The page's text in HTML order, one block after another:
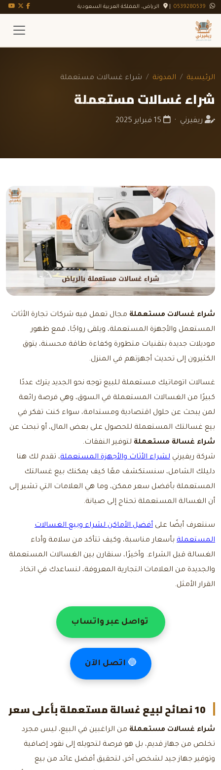
0539280539 الرياض، المملكة العربية السعودية فيسبوك
تويتر X
الرئيسية المدونة شراء غسالات مستعملة
شراء غسالات مستعملة
ريفيرني ·
شراء غسالات مستعملة مجال تعمل فيه شركات تجارة الأثاث
المستعمل والأجهزة المستعملة، ويلقى رواجًا، فمع ظهور
موديلات جديدة بتقنيات متطورة وكفاءة طاقة محسنة، يتوق
الكثيرون إلى تحديث أجهزتهم في المنزل.
غسالات اتوماتيك مستعملة للبيع توجه نحو الجديد يترك عددًا
كبيرًا من الغسالات المستعملة في السوق، وهي فرصة رائعة
لمن يبحث عن حلول اقتصادية ومستدامة، سواء كنت تفكر في
بيع غسالتك المستعملة للحصول على بعض المال، أو تبحث عن
شراء غسالة مستعملة لتوفير النفقات.
شركة ريفيرني لشراء الأثاث والأجهزة المستعملة، تقدم لك هنا
دليلك الشامل، سنستكشف معًا كيف يمكنك بيع غسالتك
المستعملة بأفضل سعر ممكن، وما هي العلامات التي تشير إلى
أن الغسالة المستعملة تحتاج إلى صيانة.
سنتعرف أيضًا على أفضل الأماكن لشراء وبيع الغسالات
المستعملة بأسعار مناسبة، وكيف تتأكد من سلامة وأداء
الغسالة قبل الشراء. وأخيرًا، سنقارن بين الغسالات المستعملة
والجديدة من العلامات التجارية المعروفة، لنساعدك في اتخاذ
القرار الأمثل.
تواصل عبر واتساب
🔵 اتصل الآن
10 نصائح لبيع غسالة مستعملة بأعلى سعر
شراء غسالات مستعملة من الراغبين في البيع، ليس مجرد
تخلص من جهاز قديم، بل هو فرصة لتحويله إلى نقود إضافية
وتوفير جهاز جيد لشخص آخر، لتحقيق أفضل عائد من بيع